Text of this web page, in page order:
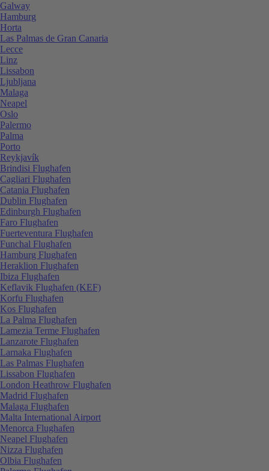
Galway
Hamburg
Horta
Las Palmas de Gran Canaria
Lecce
Linz
Lissabon
Ljubljana
Malaga
Neapel
Oslo
Palermo
Palma
Porto
Reykjavík
Brindisi Flughafen
Cagliari Flughafen
Catania Flughafen
Dublin Flughafen
Edinburgh Flughafen
Faro Flughafen
Fuerteventura Flughafen
Funchal Flughafen
Hamburg Flughafen
Heraklion Flughafen
Ibiza Flughafen
Keflavik Flughafen (KEF)
Korfu Flughafen
Kos Flughafen
La Palma Flughafen
Lamezia Terme Flughafen
Lanzarote Flughafen
Larnaka Flughafen
Las Palmas Flughafen
Lissabon Flughafen
London Heathrow Flughafen
Madrid Flughafen
Malaga Flughafen
Malta International Airport
Menorca Flughafen
Neapel Flughafen
Nizza Flughafen
Olbia Flughafen